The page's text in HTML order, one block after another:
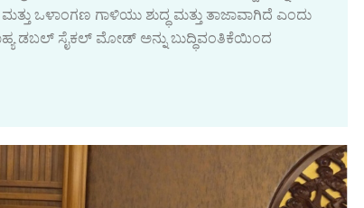
ಒಳಾಂಗಣ ಗಾಳಿಯು ಶುದ್ಧ ಮತ್ತು ತಾಜಾವಾಗಿದೆ ಎಂದು
ಡಬಲ್ ಸೈಕಲ್ ಮೋಡ್ ಅನ್ನು ಬುದ್ಧಿವಂತಿಕೆಯಿಂದ